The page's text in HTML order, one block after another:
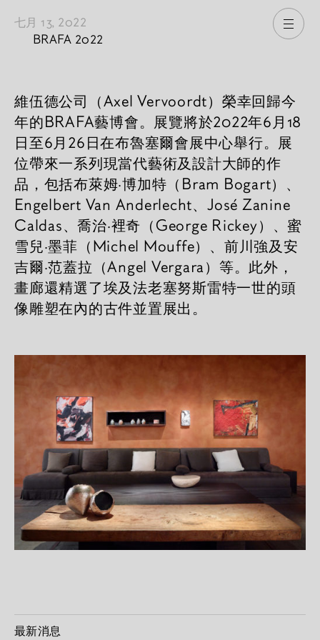
打
七月 13, 2022
BRAFA 2022
新闻內容
維伍德公司（Axel Vervoordt）榮幸回歸今
年的BRAFA藝博會。展覽將於2022年6月18
日至6月26日在布魯塞爾會展中心舉行。展
位帶來一系列現當代藝術及設計大師的作
品，包括布萊姆·博加特（Bram Bogart）、
Engelbert Van Anderlecht、José Zanine
Caldas、喬治·裡奇（George Rickey）、蜜
雪兒·墨菲（Michel Mouffe）、前川強及安
吉爾·范蓋拉（Angel Vergara）等。此外，
畫廊還精選了埃及法老塞努斯雷特一世的頭
像雕塑在內的古件並置展出。
新闻图片
最新消息